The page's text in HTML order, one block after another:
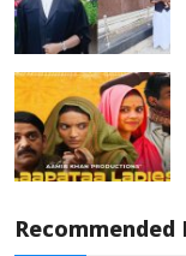
Recommended